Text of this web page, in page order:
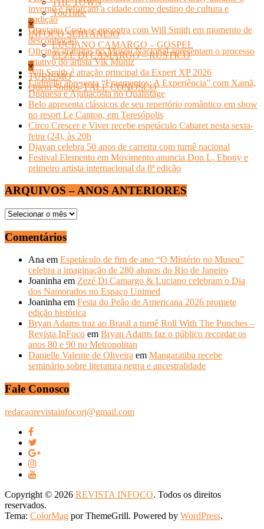
THE TOWN
YouTube
INFOCO SERTANEJO
LUCIANO CAMARGO – GOSPEL
ZEZÉ DI CAMARGO – RÚSTICO
TURISMO
Quem Somos- FALE CONOSCO
inverno e reforçam a cidade como destino de cultura e
tradição
Otaviano Costa se encontra com Will Smith em momento de
descontração
Oficinas gratuitas no Museu Nacional apresentam o processo
criativo do artista Vik Muniz
Will Smith é atração principal da Expert XP 2026
Ludmilla apresenta “Fragmentos: A Experiência” com Xamã,
Duquesa e Ajuliacosta no Qualistage
Belo apresenta clássicos de seu repertório romântico em show
no resort Le Canton, em Teresópolis
Circo Crescer e Viver recebe espetáculo Cabaret nesta sexta-
feira (24), às 20h
Djavan celebra 50 anos de carreira com turnê nacional
Festival Elemento em Movimento anuncia Don L, Ebony e
primeiro artista internacional da 8ª edição
ARQUIVOS – ANOS ANTERIORES
ARQUIVOS
ANOS
ANTERIORES
Comentários
Ana em Espetáculo de fim de ano “O Mistério no Museu”
celebra a imaginação de 280 alunos do Rio de Janeiro
Joaninha em Zezé Di Camargo & Luciano celebram o Dia
dos Namorados no Espaço Unimed
Joaninha em Festa do Peão de Americana 2026 promete
edição histórica
Bryan Adams traz ao Brasil a turnê Roll With The Punches –
Revista InFoco em Bryan Adams faz o público recordar os
anos 80 e 90 no Metropolitan
Danielle Valente de Oliveira em Mangaratiba recebe
seminário sobre literatura negra e ancestralidade
Fale Conosco
redacaorevistainfocorj@gmail.com
Copyright © 2026 REVISTA INFOCO. Todos os direitos
reservados.
Tema: ColorMag por ThemeGrill. Powered by WordPress.